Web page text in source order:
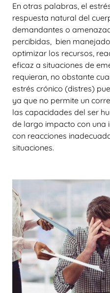
En otras palabras, el
respuesta natural del
demandantes o
percibidas, bien
optimizar los recursos,
eficaz a situaciones de
requieran, no obstante
estrés crónico (distres)
ya que no permite un
las capacidades del ser
de largo impacto con una
con reacciones
situaciones.